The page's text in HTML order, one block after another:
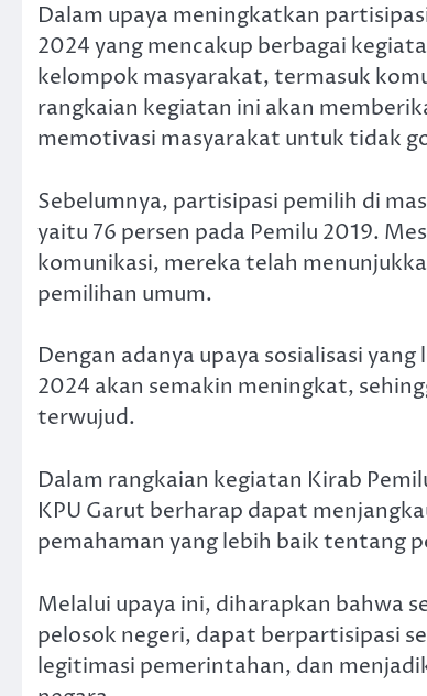
Dalam upaya meningkatkan
2024 yang mencakup berbagai
kelompok masyarakat, termasuk
rangkaian kegiatan ini akan
memotivasi masyarakat untuk tidak
Sebelumnya, partisipasi pemilih di
yaitu 76 persen pada Pemilu 2019.
komunikasi, mereka telah
pemilihan umum.
Dengan adanya upaya sosialisasi
2024 akan semakin meningkat,
terwujud.
Dalam rangkaian kegiatan Kirab
KPU Garut berharap dapat
pemahaman yang lebih baik tentang
Melalui upaya ini, diharapkan bahwa
pelosok negeri, dapat berpartisipasi
legitimasi pemerintahan, dan